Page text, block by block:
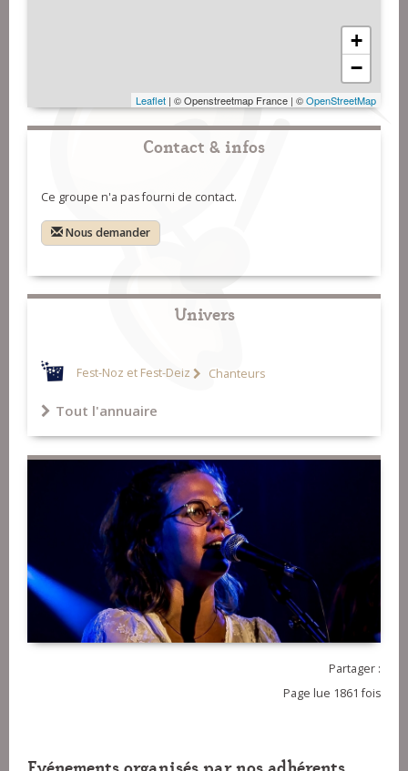
+
−
Leaflet | © Openstreetmap France | ©OpenStreetMap
Contact & infos
Ce groupe n'a pas fourni de contact.
Nous demander
Univers
Fest-Noz et Fest-Deiz Chanteurs
Tout l'annuaire
Partager :
Page lue 1861 fois